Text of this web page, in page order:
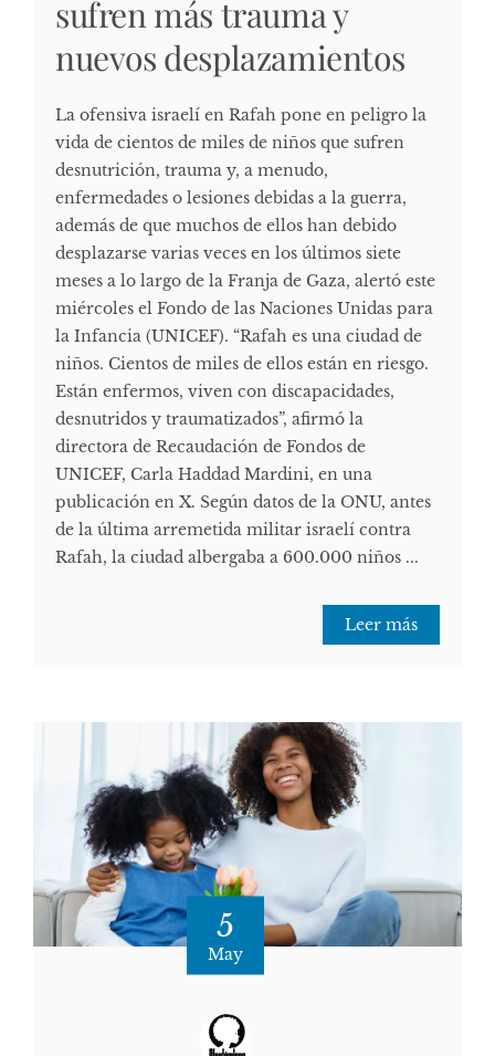
sufren más trauma y
nuevos desplazamientos
La ofensiva israelí en Rafah pone en peligro la
vida de cientos de miles de niños que sufren
desnutrición, trauma y, a menudo,
enfermedades o lesiones debidas a la guerra,
además de que muchos de ellos han debido
desplazarse varias veces en los últimos siete
meses a lo largo de la Franja de Gaza, alertó este
miércoles el Fondo de las Naciones Unidas para
la Infancia (UNICEF). “Rafah es una ciudad de
niños. Cientos de miles de ellos están en riesgo.
Están enfermos, viven con discapacidades,
desnutridos y traumatizados”, afirmó la
directora de Recaudación de Fondos de
UNICEF, Carla Haddad Mardini, en una
publicación en X. Según datos de la ONU, antes
de la última arremetida militar israelí contra
Rafah, la ciudad albergaba a 600.000 niños ...
Leer más
5
May